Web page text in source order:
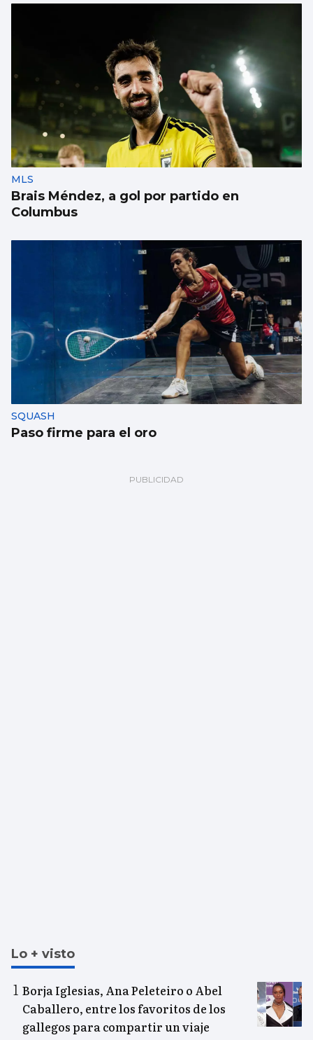
MLS
Brais Méndez, a gol por partido en
Columbus
SQUASH
Paso firme para el oro
Lo + visto
Borja Iglesias, Ana Peleteiro o Abel
Caballero, entre los favoritos de los
gallegos para compartir un viaje